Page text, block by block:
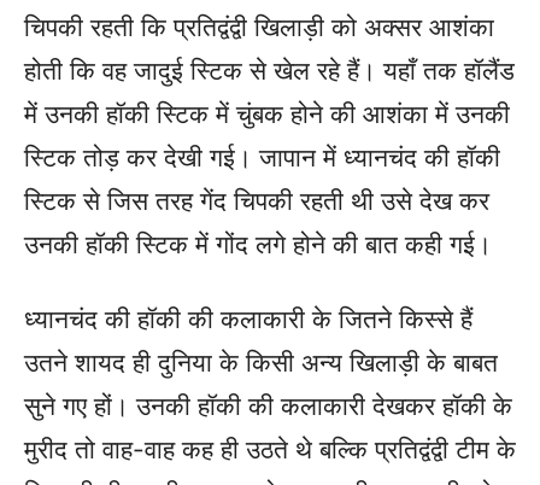
चिपकी रहती कि प्रतिद्वंद्वी खिलाड़ी को अक्सर आशंका
होती कि वह जादुई स्टिक से खेल रहे हैं। यहाँ तक हॉलैंड
में उनकी हॉकी स्टिक में चुंबक होने की आशंका में उनकी
स्टिक तोड़ कर देखी गई। जापान में ध्यानचंद की हॉकी
स्टिक से जिस तरह गेंद चिपकी रहती थी उसे देख कर
उनकी हॉकी स्टिक में गोंद लगे होने की बात कही गई।
ध्यानचंद की हॉकी की कलाकारी के जितने किस्से हैं
उतने शायद ही दुनिया के किसी अन्य खिलाड़ी के बाबत
सुने गए हों। उनकी हॉकी की कलाकारी देखकर हॉकी के
मुरीद तो वाह-वाह कह ही उठते थे बल्कि प्रतिद्वंद्वी टीम के